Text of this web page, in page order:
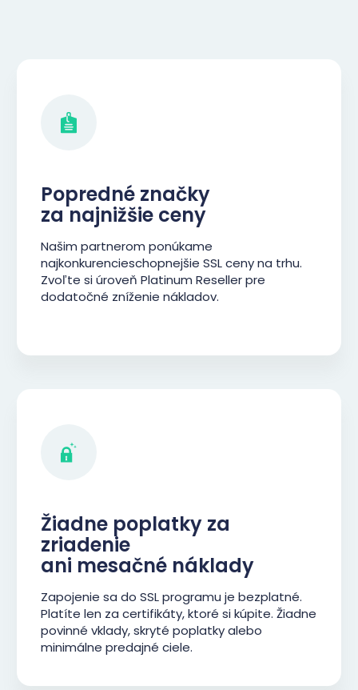
Popredné značky
za najnižšie ceny
Našim partnerom ponúkame
najkonkurencieschopnejšie SSL ceny na trhu.
Zvoľte si úroveň Platinum Reseller pre
dodatočné zníženie nákladov.
Žiadne poplatky za
zriadenie
ani mesačné náklady
Zapojenie sa do SSL programu je bezplatné.
Platíte len za certifikáty, ktoré si kúpite. Žiadne
povinné vklady, skryté poplatky alebo
minimálne predajné ciele.